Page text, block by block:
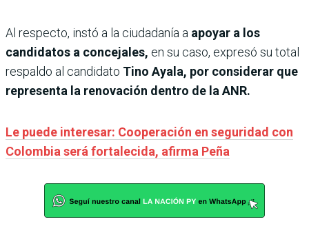
Al respecto, instó a la ciudadanía a apoyar a los
candidatos a concejales, en su caso, expresó su total
respaldo al candidato Tino Ayala, por considerar que
representa la renovación dentro de la ANR.
Le puede interesar: Cooperación en seguridad con
Colombia será fortalecida, afirma Peña